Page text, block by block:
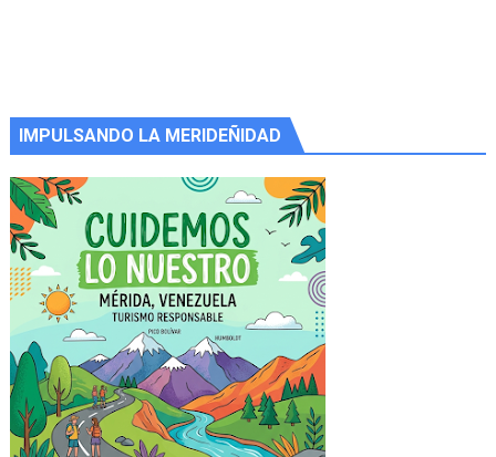
IMPULSANDO LA MERIDEÑIDAD